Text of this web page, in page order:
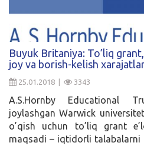
Buyuk Britaniya: To’liq
joy va borish-kelish
25.01.2018 | 3343
A.S.Hornby Educational
joylashgan Warwick
o’qish uchun to’liq grant
maqsadi – iqtidorli talabalarni